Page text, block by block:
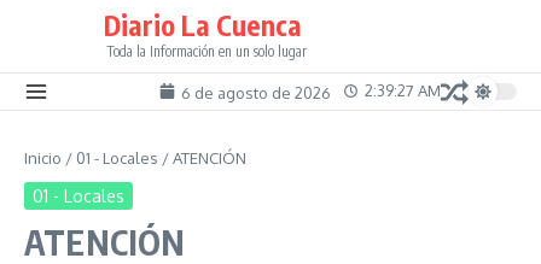
Diario La Cuenca
Toda la Información en un solo lugar
6 de agosto de 2026 2:39:28 AM
Inicio / 01 - Locales /ATENCIÓN
01 - Locales
ATENCIÓN